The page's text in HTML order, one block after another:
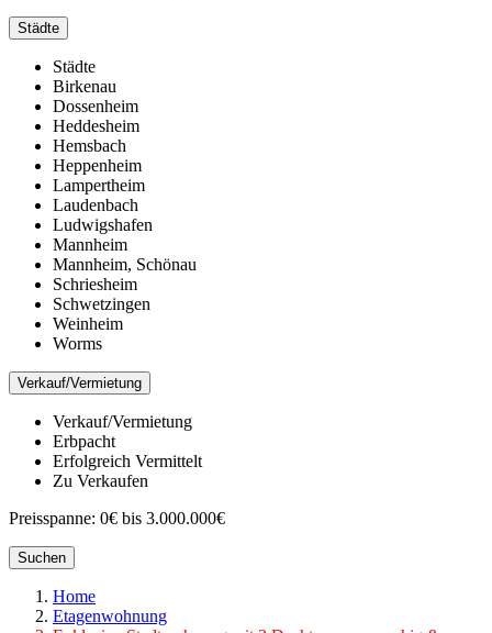
Städte
Städte
Birkenau
Dossenheim
Heddesheim
Hemsbach
Heppenheim
Lampertheim
Laudenbach
Ludwigshafen
Mannheim
Mannheim, Schönau
Schriesheim
Schwetzingen
Weinheim
Worms
Verkauf/Vermietung
Verkauf/Vermietung
Erbpacht
Erfolgreich Vermittelt
Zu Verkaufen
Preisspanne: 0€ bis 3.000.000€
Suchen
Home
Etagenwohnung